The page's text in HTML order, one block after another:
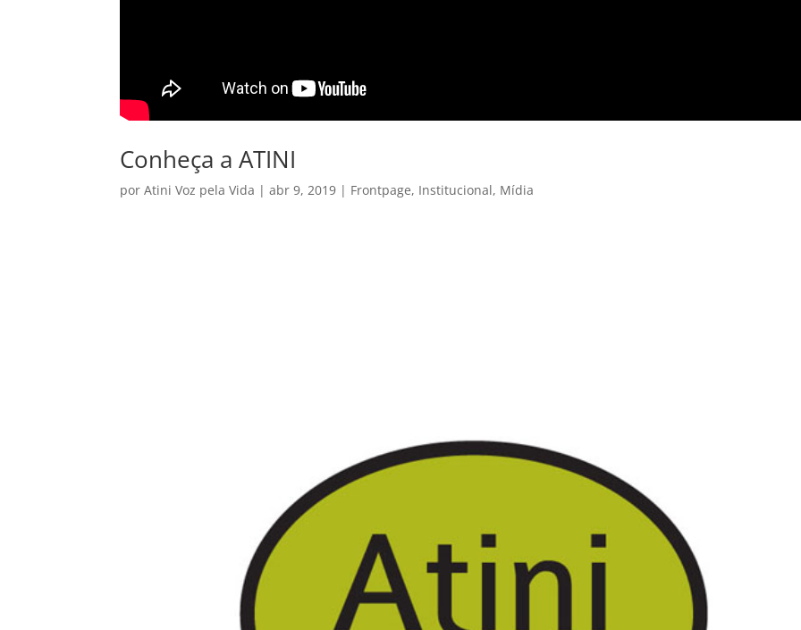
Conheça a ATINI
porAtini Voz pela Vida |abr 9, 2019 | Frontpage, Institucional, Mídia